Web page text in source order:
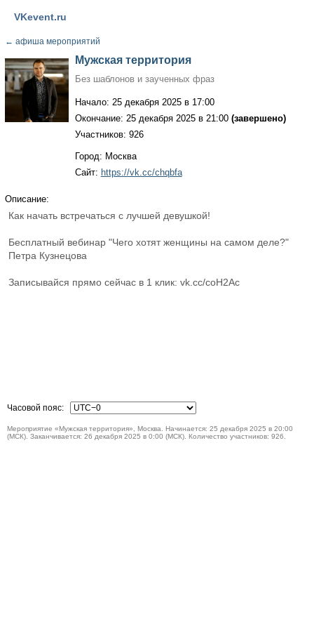
VKevent.ru
← афиша мероприятий
Мужская территория
Без шаблонов и заученных фраз
Начало: 25 декабря 2025 в 17:00
Окончание: 25 декабря 2025 в 21:00 (завершено)
Участников: 926
Город: Москва
Сайт: https://vk.cc/chqbfa
Описание:
Как начать встречаться с лучшей девушкой!
Бесплатный вебинар "Чего хотят женщины на самом деле?"
Петра Кузнецова
Записывайся прямо сейчас в 1 клик: vk.cc/coH2Ac
Часовой пояс:
Мероприятие «Мужская территория», Москва. Начинается: 25 декабря 2025 в 20:00
(МСК). Заканчивается: 26 декабря 2025 в 0:00 (МСК). Количество участников: 926.